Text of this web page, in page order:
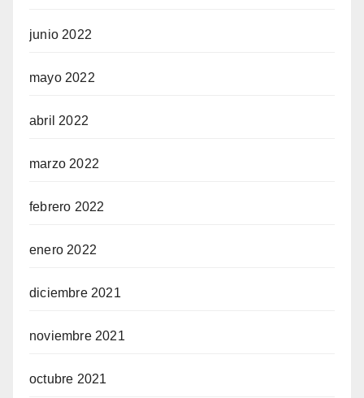
junio 2022
mayo 2022
abril 2022
marzo 2022
febrero 2022
enero 2022
diciembre 2021
noviembre 2021
octubre 2021